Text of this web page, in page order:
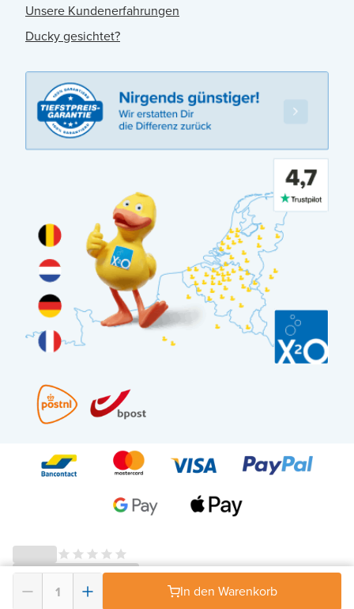
In den Warenkorb
Unsere Kundenerfahrungen
Ducky gesichtet?
© 2026 - X²O Badezimmer – USt-IdNr: BE0627.861.895-AGB Widerrufsrecht